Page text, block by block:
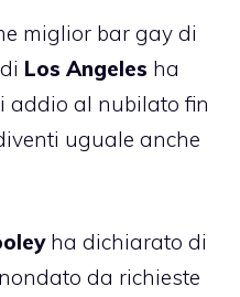
miglior bar gay di
di Los Angeles ha
addio al nubilato fin
uguale anche
ha dichiarato di
da richieste